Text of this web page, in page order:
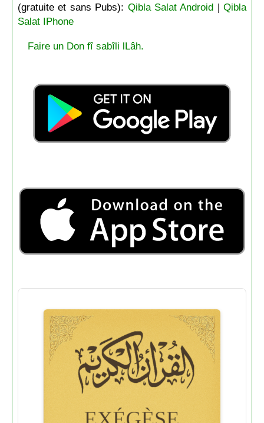
(gratuite et sans Pubs): Qibla Salat Android |Qibla
Salat IPhone
Faire un Don fî sabîli lLâh.